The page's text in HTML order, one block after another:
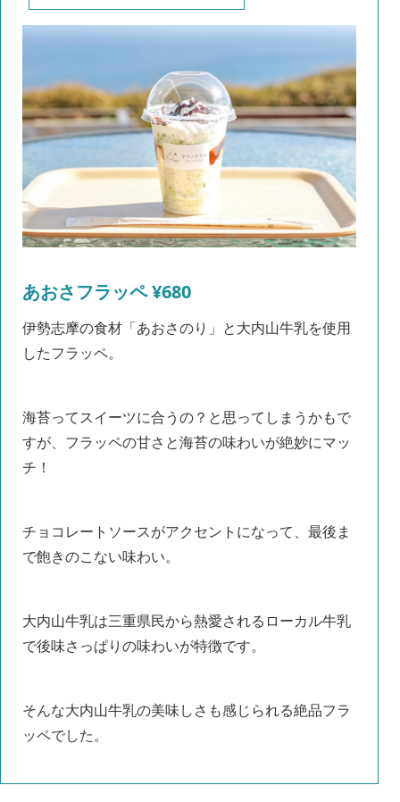
あおさフラッペ ¥680
伊勢志摩の食材「あおさのり」と大内山牛乳を使用
したフラッペ。
海苔ってスイーツに合うの？と思ってしまうかもで
すが、フラッペの甘さと海苔の味わいが絶妙にマッ
チ！
チョコレートソースがアクセントになって、最後ま
で飽きのこない味わい。
大内山牛乳は三重県民から熱愛されるローカル牛乳
で後味さっぱりの味わいが特徴です。
そんな大内山牛乳の美味しさも感じられる絶品フラ
ッペでした。